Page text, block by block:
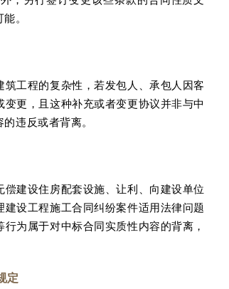
。
工程的复杂性，若发包人、承包人因客
更，且这种补充或者变更协议并非与中
违反或者背离。
建设住房配套设施、让利、向建设单位
设工程施工合同纠纷案件适用法律问题
为属于对中标合同实质性内容的背离，
定